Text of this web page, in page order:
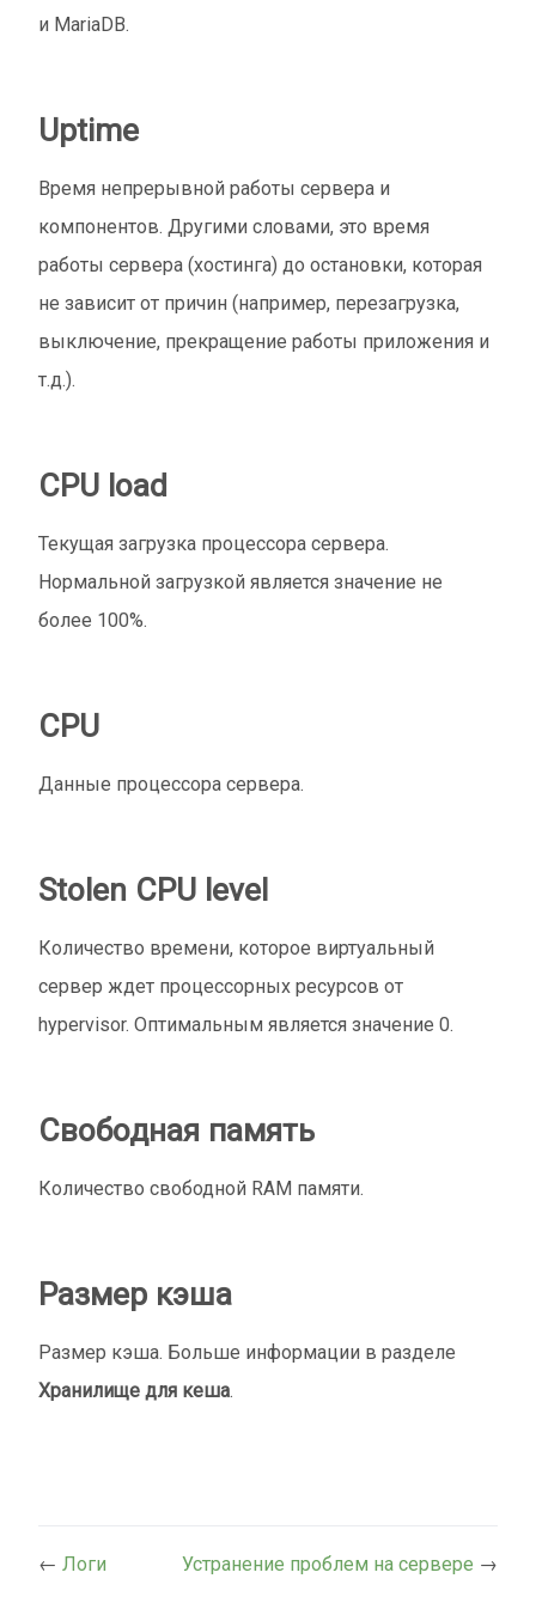
и MariaDB.
Uptime
Время непрерывной работы сервера и
компонентов. Другими словами, это время
работы сервера (хостинга) до остановки, которая
не зависит от причин (например, перезагрузка,
выключение, прекращение работы приложения и
т.д.).
CPU load
Текущая загрузка процессора сервера.
Нормальной загрузкой является значение не
более 100%.
CPU
Данные процессора сервера.
Stolen CPU level
Количество времени, которое виртуальный
сервер ждет процессорных ресурсов от
hypervisor. Оптимальным является значение 0.
Свободная память
Количество свободной RAM памяти.
Размер кэша
Размер кэша. Больше информации в разделе
Хранилище для кеша.
← Логи Устранение проблем на сервере →